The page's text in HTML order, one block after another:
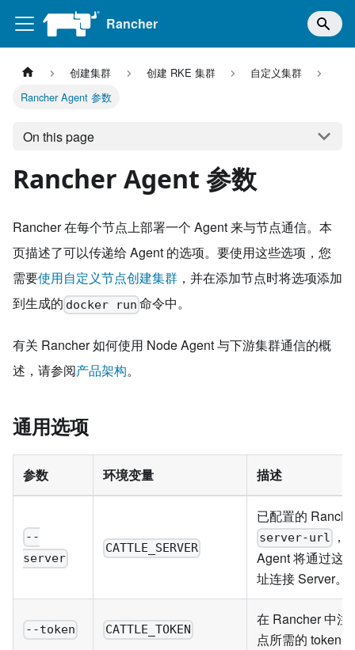
Rancher
创建集群 创建 RKE 集群
自定义集群
Rancher Agent 参数
On this page
Rancher Agent 参数
Rancher 在每个节点上部署一个 Agent 来与节点通信。本
页描述了可以传递给 Agent 的选项。要使用这些选项，您
需要使用自定义节点创建集群 ，并在添加节点时将选项添加
到生成的 docker run 命令中。
有关 Rancher 如何使用 Node Agent 与下游集群通信的概
述，请参阅产品架构。
通用选项
参数 环境变量 描述
--
server
CATTLE_SERVER
已配置的
server-url
，
Agent 将通过这
址连接 Server。
--token CATTLE_TOKEN
在 Rancher 中注
点所需的 token。